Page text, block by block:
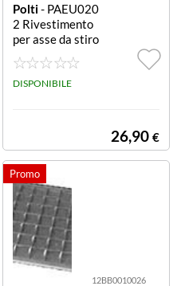
Polti- PAEU020
2 Rivestimento
per asse da stiro
Blu
DISPONIBILE
26,90 €
12BB0010026